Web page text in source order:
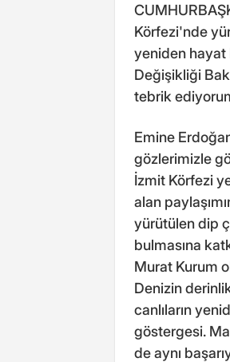
Körfezi'nde
yeniden hayat
Değişikliği
tebrik
Emine
gözlerimizle
İzmit Körfezi
alan
yürütülen dip
bulmasına
Murat Kurum
Denizin
canlıların
göstergesi.
de aynı